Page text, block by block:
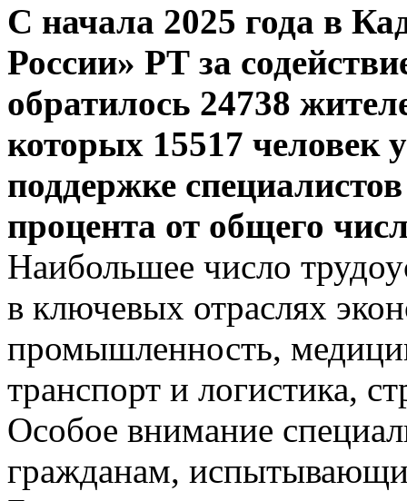
С начала 2025 года в
России» РТ за
обратилось 24738
которых 15517 человек
поддержке
процента от общего
Наибольшее число
в ключевых отраслях
промышленность,
транспорт и логистика,
Особое внимание
гражданам,